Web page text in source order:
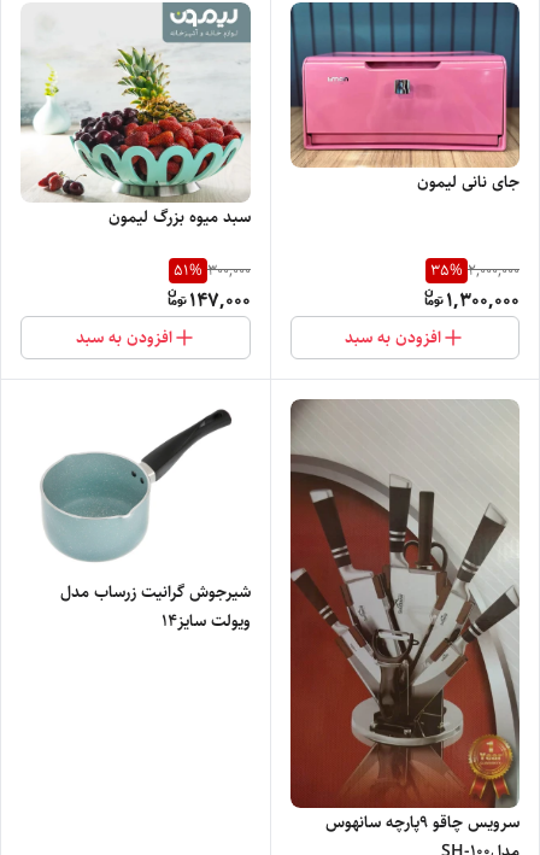
جای نانی لیمون
2,000,000
35%
1,300,000
افزودن به سبد
سبد میوه بزرگ لیمون
300,000
51%
147,000
افزودن به سبد
سرویس چاقو ۹پارچه سانهوس
شیرجوش گرانیت زرساب مدل
ویولت سایز۱۴